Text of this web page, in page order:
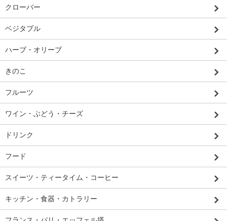
クローバー
ベジタブル
ハーブ・オリーブ
きのこ
フルーツ
ワイン・ぶどう・チーズ
ドリンク
フード
スイーツ・ティータイム・コーヒー
キッチン・食器・カトラリー